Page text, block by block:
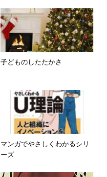
子どものしたたかさ
マンガでやさしくわかるシリ
ーズ